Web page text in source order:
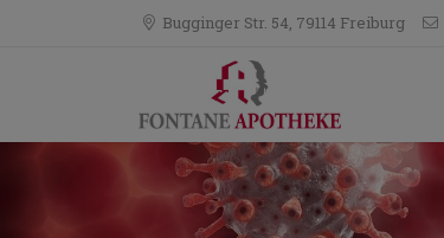
Bugginger Str. 54, 79114 Freiburg